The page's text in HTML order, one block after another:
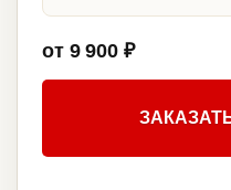
от 9 900 ₽